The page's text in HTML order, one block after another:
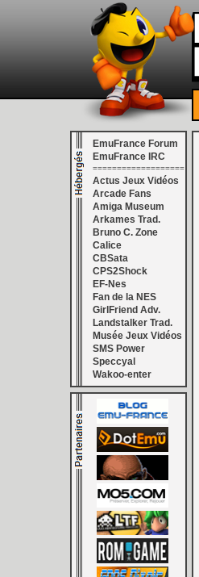
EmuFrance Forum
EmuFrance IRC
===================
Actus Jeux Vidéos
Arcade Fans
Amiga Museum
Arkames Trad.
Bruno C. Zone
Calice
CBSata
CPS2Shock
EF-Nes
Fan de la NES
GirlFriend Adv.
Landstalker Trad.
Musée Jeux Vidéos
SMS Power
Speccyal
Wakoo-enter